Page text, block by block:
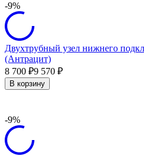
-9%
Двухтрубный узел нижнего
(Антрацит)
8 700 ₽9 570 ₽
В корзину
-9%